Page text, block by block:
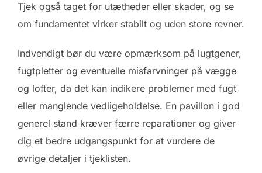
Tjek også taget for utætheder eller skader, og se
om fundamentet virker stabilt og uden store revner.
Indvendigt bør du være opmærksom på lugtgener,
fugtpletter og eventuelle misfarvninger på vægge
og lofter, da det kan indikere problemer med fugt
eller manglende vedligeholdelse. En pavillon i god
generel stand kræver færre reparationer og giver
dig et bedre udgangspunkt for at vurdere de
øvrige detaljer i tjeklisten.